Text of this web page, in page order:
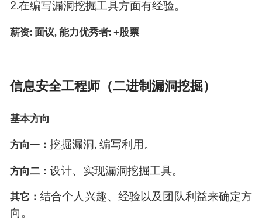
2.在编写漏洞挖掘工具方面有经验。
薪资: 面议, 能力优秀者: +股票
信息安全工程师（二进制漏洞挖掘）
基本方向
方向一： 挖掘漏洞, 编写利用。
方向二： 设计、实现漏洞挖掘工具。
其它：结合个人兴趣、经验以及团队利益来确定方
向。